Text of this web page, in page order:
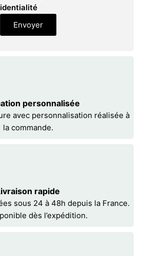
Envoyer
personnalisée
avec personnalisation réalisée à
la commande.
rapide
sous 24 à 48h depuis la France.
dès l’expédition.